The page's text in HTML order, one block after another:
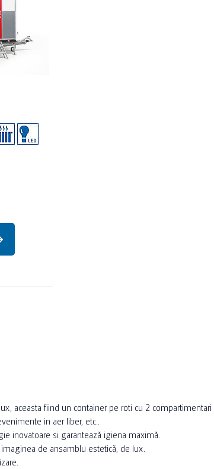
aceasta fiind un container pe roti cu 2
in aer liber, etc..
inovatoare si garantează igiena maximă.
de ansamblu estetică, de lux.